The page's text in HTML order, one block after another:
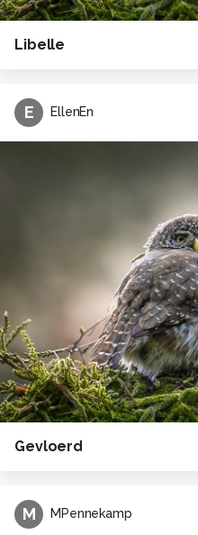
Libelle
E EllenEn
Gevloerd
M MPennekamp